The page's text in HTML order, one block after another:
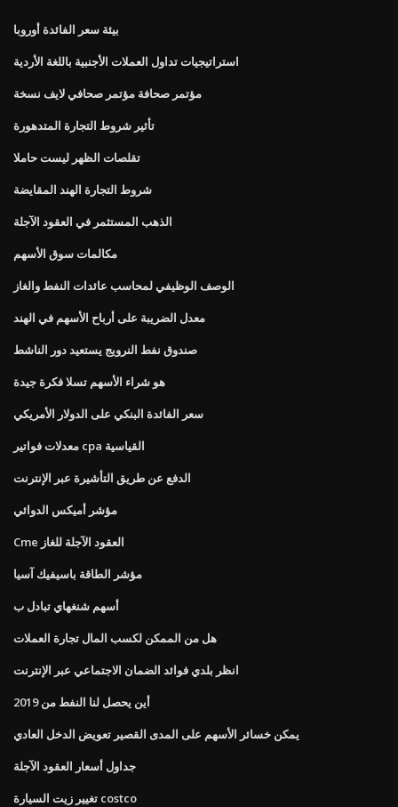
بيئة سعر الفائدة أوروبا
استراتيجيات تداول العملات الأجنبية باللغة الأردية
مؤتمر صحافة مؤتمر صحافي لايف نسخة
تأثير شروط التجارة المتدهورة
تقلصات الظهر ليست حاملا
شروط التجارة الهند المقايضة
الذهب المستثمر في العقود الآجلة
مكالمات سوق الأسهم
الوصف الوظيفي لمحاسب عائدات النفط والغاز
معدل الضريبة على أرباح الأسهم في الهند
صندوق نفط النرويج يستعيد دور الناشط
هو شراء الأسهم تسلا فكرة جيدة
سعر الفائدة البنكي على الدولار الأمريكي
معدلات فواتير cpa القياسية
الدفع عن طريق التأشيرة عبر الإنترنت
مؤشر أميكس الدوائي
Cme العقود الآجلة للغاز
مؤشر الطاقة باسيفيك آسيا
أسهم شنغهاي تبادل ب
هل من الممكن لكسب المال تجارة العملات
انظر بلدي فوائد الضمان الاجتماعي عبر الإنترنت
أين يحصل لنا النفط من 2019
يمكن خسائر الأسهم على المدى القصير تعويض الدخل العادي
جداول أسعار العقود الآجلة
تغيير زيت السيارة costco